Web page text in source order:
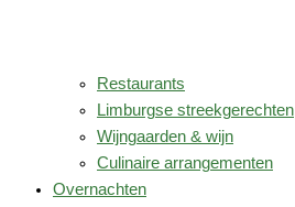
Restaurants
Limburgse streekgerechten
Wijngaarden & wijn
Culinaire arrangementen
Overnachten